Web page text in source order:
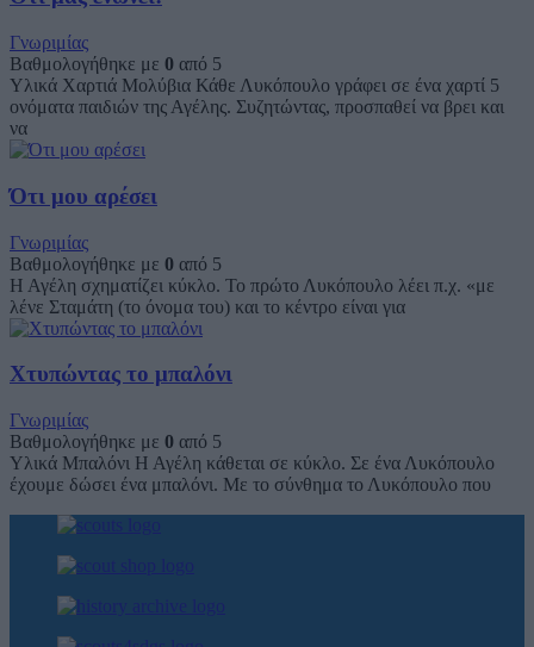
Γνωριμίας
Βαθμολογήθηκε με 0 από 5
Υλικά Χαρτιά Μολύβια Κάθε Λυκόπουλο γράφει σε ένα χαρτί 5
ονόματα παιδιών της Αγέλης. Συζητώντας, προσπαθεί να βρει και
να
Ότι μου αρέσει
Γνωριμίας
Βαθμολογήθηκε με 0 από 5
Η Αγέλη σχηματίζει κύκλο. Το πρώτο Λυκόπουλο λέει π.χ. «με
λένε Σταμάτη (το όνομα του) και το κέντρο είναι για
Χτυπώντας το μπαλόνι
Γνωριμίας
Βαθμολογήθηκε με 0 από 5
Υλικά Μπαλόνι Η Αγέλη κάθεται σε κύκλο. Σε ένα Λυκόπουλο
έχουμε δώσει ένα μπαλόνι. Με το σύνθημα το Λυκόπουλο που